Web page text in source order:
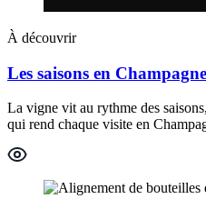
À découvrir
Les saisons en Champagne
La vigne vit au rythme des
qui rend chaque visite en